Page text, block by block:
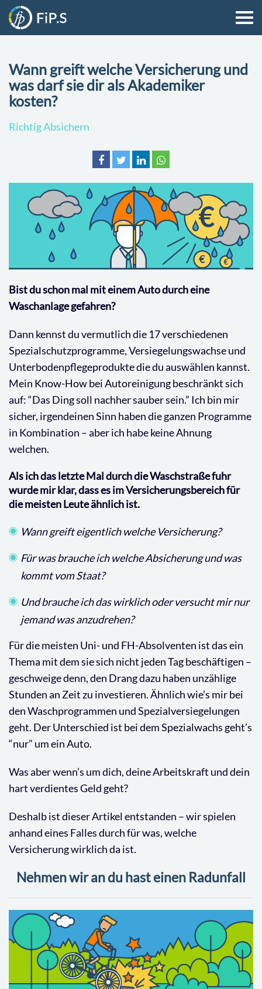
Wann greift welche Versicherung und
was darf sie dir als Akademiker
kosten?
Richtig Absichern
Bist du schon mal mit einem Auto durch eine
Waschanlage gefahren?
Dann kennst du vermutlich die 17 verschiedenen
Spezialschutzprogramme, Versiegelungswachse und
Unterbodenpflegeprodukte die du auswählen kannst.
Mein Know-How bei Autoreinigung beschränkt sich
auf: “Das Ding soll nachher sauber sein.” Ich bin mir
sicher, irgendeinen Sinn haben die ganzen Programme
in Kombination – aber ich habe keine Ahnung
welchen.
Als ich das letzte Mal durch die Waschstraße fuhr
wurde mir klar, dass es im Versicherungsbereich für
die meisten Leute ähnlich ist.
Wann greift eigentlich welche Versicherung?
Für was brauche ich welche Absicherung und was
kommt vom Staat?
Und brauche ich das wirklich oder versucht mir nur
jemand was anzudrehen?
Für die meisten Uni- und FH-Absolventen ist das ein
Thema mit dem sie sich nicht jeden Tag beschäftigen –
geschweige denn, den Drang dazu haben unzählige
Stunden an Zeit zu investieren. Ähnlich wie’s mir bei
den Waschprogrammen und Spezialversiegelungen
geht. Der Unterschied ist bei dem Spezialwachs geht’s
“nur” um ein Auto.
Was aber wenn’s um dich, deine Arbeitskraft und dein
hart verdientes Geld geht?
Deshalb ist dieser Artikel entstanden – wir spielen
anhand eines Falles durch für was, welche
Versicherung wirklich da ist.
Nehmen wir an du hast einen Radunfall